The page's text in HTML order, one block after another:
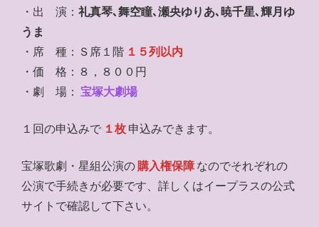
・出 演： 礼真琴､舞空瞳､瀬央ゆりあ､暁千星､輝月ゆ
うま
・席 種：Ｓ席１階 １５列以内
・価 格：８，８００円
・劇 場： 宝塚大劇場
１回の申込みで １枚 申込みできます。
宝塚歌劇・星組公演の 購入権保障 なのでそれぞれの
公演で手続きが必要です、詳しくはイープラスの公式
サイトで確認して下さい。